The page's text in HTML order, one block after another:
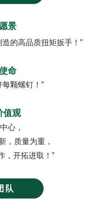
景
的高品质扭矩扳手！”
命
颗螺钉！”
值观
心，
，质量为重，
，开拓进取！”